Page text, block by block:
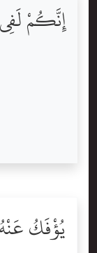
إِنَّكُمْ
يُؤْفَكُ